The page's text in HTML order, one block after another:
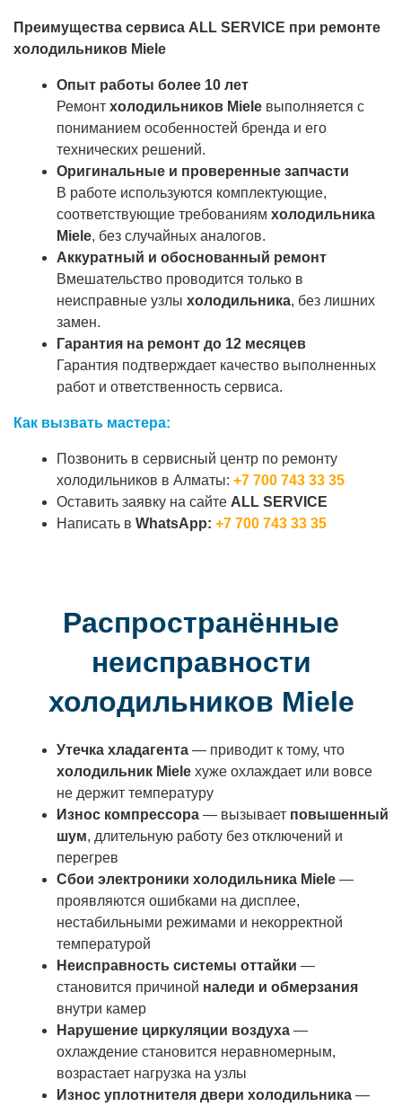
Преимущества сервиса ALL SERVICE при ремонте
холодильников Miele
Опыт работы более 10 лет
Ремонт холодильников Miele выполняется с
пониманием особенностей бренда и его
технических решений.
Оригинальные и проверенные запчасти
В работе используются комплектующие,
соответствующие требованиям холодильника
Miele, без случайных аналогов.
Аккуратный и обоснованный ремонт
Вмешательство проводится только в
неисправные узлы холодильника, без лишних
замен.
Гарантия на ремонт до 12 месяцев
Гарантия подтверждает качество выполненных
работ и ответственность сервиса.
Как вызвать мастера:
Позвонить в сервисный центр по ремонту
холодильников в Алматы: +7 700 743 33 35
Оставить заявку на сайте ALL SERVICE
Написать в WhatsApp: +7 700 743 33 35
Распространённые
неисправности
холодильников Miele
Утечка хладагента — приводит к тому, что
холодильник Miele хуже охлаждает или вовсе
не держит температуру
Износ компрессора — вызывает повышенный
шум, длительную работу без отключений и
перегрев
Сбои электроники холодильника Miele —
проявляются ошибками на дисплее,
нестабильными режимами и некорректной
температурой
Неисправность системы оттайки —
становится причиной наледи и обмерзания
внутри камер
Нарушение циркуляции воздуха —
охлаждение становится неравномерным,
возрастает нагрузка на узлы
Износ уплотнителя двери холодильника —